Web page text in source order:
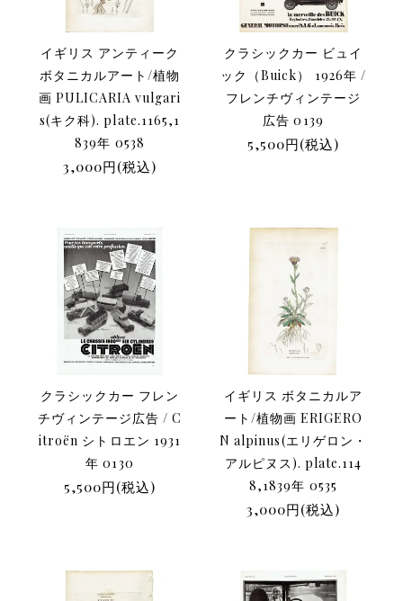
イギリス アンティーク
ボタニカルアート/植物
画 PULICARIA vulgari
s(キク科). plate.1165,1
839年 0538
3,000円(税込)
クラシックカー ビュイ
ック（Buick） 1926年 /
フレンチヴィンテージ
広告 0139
5,500円(税込)
クラシックカー フレン
チヴィンテージ広告 / C
itroën シトロエン 1931
年 0130
5,500円(税込)
イギリス ボタニカルア
ート/植物画 ERIGERO
N alpinus(エリゲロン・
アルピヌス). plate.114
8,1839年 0535
3,000円(税込)